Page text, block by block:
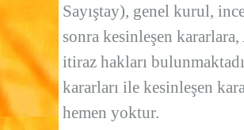
Sayıştay), genel kurul,
sonra kesinleşen
itiraz hakları
kararları ile kesinleşen
hemen yoktur.